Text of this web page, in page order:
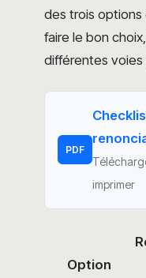
des trois options
faire le bon
différentes voies
PDF
imprimer
Option